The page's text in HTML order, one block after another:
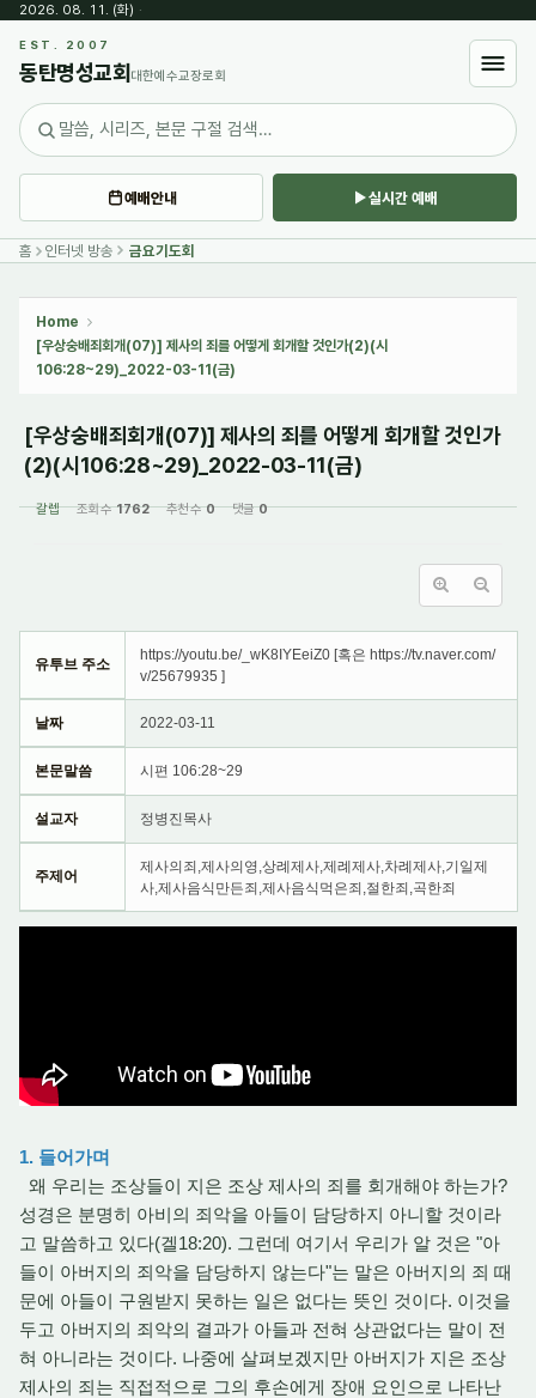
2026. 08. 11. (화) ·
EST. 2007
동탄명성교회 대한예수교장로회
예배안내 실시간 예배
홈 인터넷 방송 금요기도회
Home
[우상숭배죄회개(07)] 제사의 죄를 어떻게 회개할 것인가(2)(시
106:28~29)_2022-03-11(금)
[우상숭배죄회개(07)] 제사의 죄를 어떻게 회개할 것인가
(2)(시106:28~29)_2022-03-11(금)
갈렙 조회 수1762 추천 수0 댓글0
유투브 주소
https://youtu.be/_wK8IYEeiZ0 [혹은 https://tv.naver.com/
v/25679935 ]
날짜 2022-03-11
본문말씀 시편 106:28~29
설교자 정병진목사
주제어
제사의죄,제사의영,상례제사,제례제사,차례제사,기일제
사,제사음식만든죄,제사음식먹은죄,절한죄,곡한죄
1. 들어가며
왜 우리는 조상들이 지은 조상 제사의 죄를 회개해야 하는가?
성경은 분명히 아비의 죄악을 아들이 담당하지 아니할 것이라
고 말씀하고 있다(겔18:20). 그런데 여기서 우리가 알 것은 "아
들이 아버지의 죄악을 담당하지 않는다"는 말은 아버지의 죄 때
문에 아들이 구원받지 못하는 일은 없다는 뜻인 것이다. 이것을
두고 아버지의 죄악의 결과가 아들과 전혀 상관없다는 말이 전
혀 아니라는 것이다. 나중에 살펴보겠지만 아버지가 지은 조상
제사의 죄는 직접적으로 그의 후손에게 장애 요인으로 나타난
Sketchbook5, 스케치북5
Sketchbook5, 스케치북5